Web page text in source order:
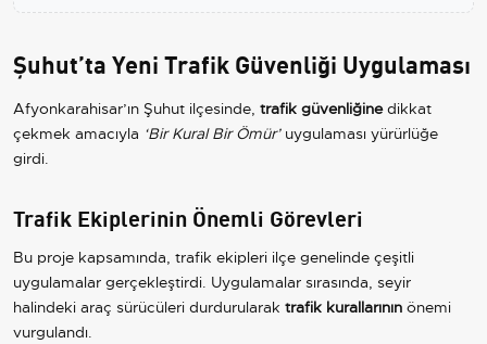
Şuhut’ta Yeni Trafik Güvenliği Uygulaması
Afyonkarahisar’ın Şuhut ilçesinde, trafik güvenliğinedikkat
çekmek amacıyla ‘Bir Kural Bir Ömür’uygulaması yürürlüğe
girdi.
Trafik Ekiplerinin Önemli Görevleri
Bu proje kapsamında, trafik ekipleri ilçe genelinde çeşitli
uygulamalar gerçekleştirdi. Uygulamalar sırasında, seyir
halindeki araç sürücüleri durdurularak trafik kurallarının önemi
vurgulandı.